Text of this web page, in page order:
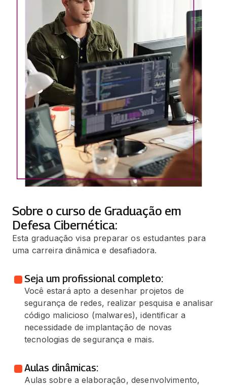
Sobre o curso de Graduação em
Defesa Cibernética:
Esta graduação visa preparar os estudantes para
uma carreira dinâmica e desafiadora.
Seja um profissional completo:
Você estará apto a desenhar projetos de
segurança de redes, realizar pesquisa e analisar
código malicioso (malwares), identificar a
necessidade de implantação de novas
tecnologias de segurança e mais.
Aulas dinâmicas:
Aulas sobre a elaboração, desenvolvimento,